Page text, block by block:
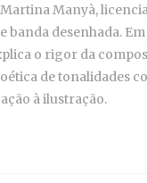
Manyà,
banda desenhada.
o rigor da
de tonalidades
à ilustração.